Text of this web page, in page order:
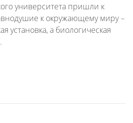
университета пришли к
к окружающему миру –
установка, а биологическая